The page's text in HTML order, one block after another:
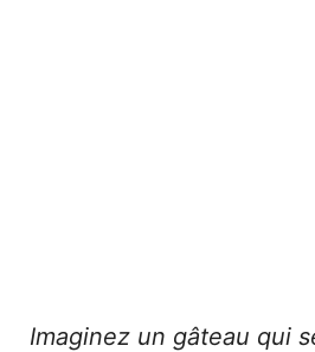
Imaginez un gâteau qui